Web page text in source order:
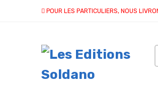
POUR LES PARTICULIERS, NOUS